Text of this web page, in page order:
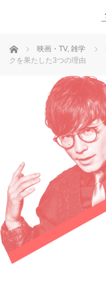
ホーム 映画・TV, 雑学
クを果たした3つの理由